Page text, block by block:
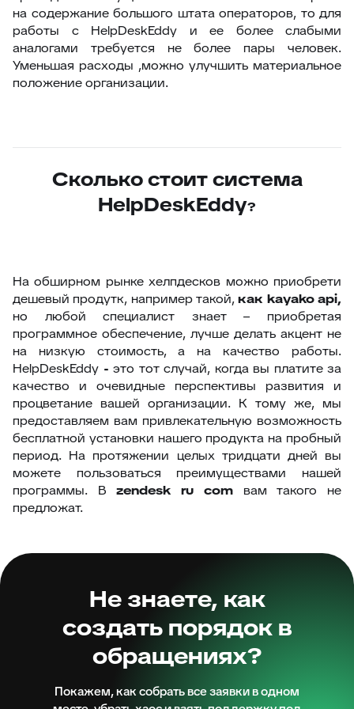
на содержание большого штата операторов, то для
работы с HelpDeskEddy и ее более слабыми
аналогами требуется не более пары человек.
Уменьшая расходы ,можно улучшить материальное
положение организации.
Сколько стоит система
HelpDeskEddy?
На обширном рынке хелпдесков можно приобрети
дешевый продутк, например такой,как kayako api,
но любой специалист знает – приобретая
программное обеспечение, лучше делать акцент не
на низкую стоимость, а на качество работы.
HelpDeskEddy - это тот случай, когда вы платите за
качество и очевидные перспективы развития и
процветание вашей организации. К тому же, мы
предоставляем вам привлекательную возможность
бесплатной установки нашего продукта на пробный
период. На протяжении целых тридцати дней вы
можете пользоваться преимуществами нашей
программы. Вzendesk ru comвам такого не
предложат.
Не знаете, как
создать порядок в
обращениях?
Покажем, как собрать все заявки в одном